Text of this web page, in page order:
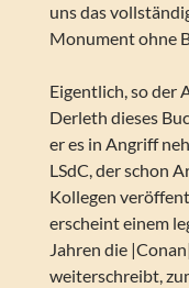
uns das
Monument ohne
Eigentlich, so der
Derleth dieses
er es in Angriff
LSdC, der schon
Kollegen
erscheint einem
Jahren die
weiterschreibt,